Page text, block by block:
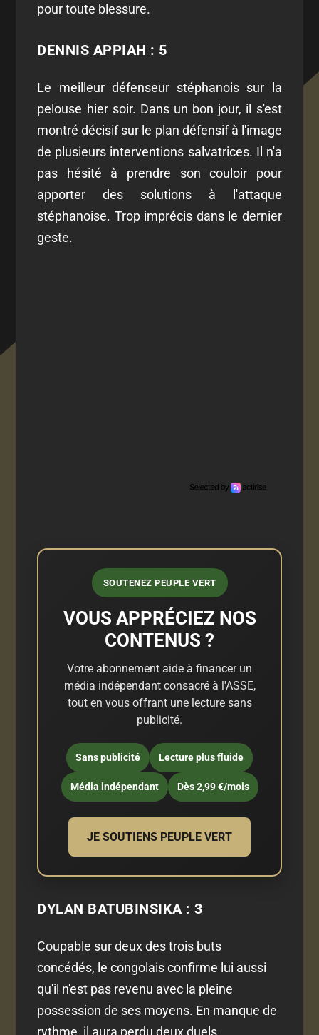
pour toute blessure.
DENNIS APPIAH : 5
Le meilleur défenseur stéphanois sur la
pelouse hier soir. Dans un bon jour, il s'est
montré décisif sur le plan défensif à l'image
de plusieurs interventions salvatrices. Il n'a
pas hésité à prendre son couloir pour
apporter des solutions à l'attaque
stéphanoise. Trop imprécis dans le dernier
geste.
SOUTENEZ PEUPLE VERT
VOUS APPRÉCIEZ NOS
CONTENUS ?
Votre abonnement aide à financer un
média indépendant consacré à l'ASSE,
tout en vous offrant une lecture sans
publicité.
Sans publicité Lecture plus fluide
Média indépendant Dès 2,99 €/mois
JE SOUTIENS PEUPLE VERT
DYLAN BATUBINSIKA : 3
Coupable sur deux des trois buts
concédés, le congolais confirme lui aussi
qu'il n'est pas revenu avec la pleine
possession de ses moyens. En manque de